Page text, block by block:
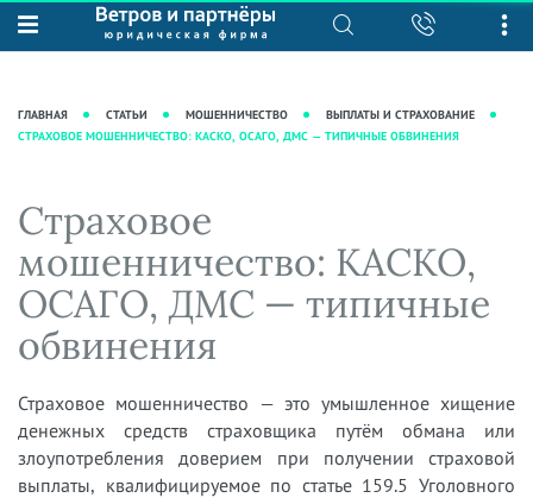
О нас
Рекомендации
Преимущества юридической
фирмы
Кейсы
Вакансии
Юридические услуги
Интеллектуальная собственность
Налоговая практика
Сопровождение бизнеса
Ведение уголовных дел
Защита активов
База знаний
практики"
Новости
Аудиоподкасты
Видеоподкасты
Справочная
Вопросы-ответы
Вебинары и семинары
Прямые эфиры
ГЛАВНАЯ СТАТЬИ МОШЕННИЧЕСТВО
ВЫПЛАТЫ И СТРАХОВАНИЕ
СТРАХОВОЕ МОШЕННИЧЕСТВО: КАСКО, ОСАГО, ДМС — ТИПИЧНЫЕ ОБВИНЕНИЯ
Страховое
мошенничество: КАСКО,
ОСАГО, ДМС — типичные
обвинения
Страховое мошенничество — это умышленное хищение
денежных средств страховщика путём обмана или
злоупотребления доверием при получении страховой
выплаты, квалифицируемое по статье 159.5 Уголовного